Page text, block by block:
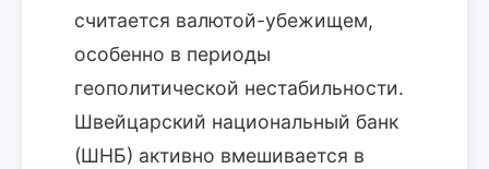
считается валютой-убежищем,
особенно в периоды
геополитической нестабильности.
Швейцарский национальный банк
(ШНБ) активно вмешивается в